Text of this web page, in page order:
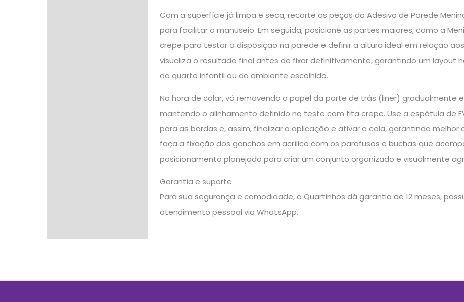
Com a superfície já limpa e seca, recorte as peças do Adesivo de Parede
para facilitar o manuseio. Em seguida, posicione as partes maiores, como a
crepe para testar a disposição na parede e definir a altura ideal em relação
visualiza o resultado final antes de fixar definitivamente, garantindo um layout
do quarto infantil ou do ambiente escolhido.
Na hora de colar, vá removendo o papel da parte de trás (liner) gradualmente
mantendo o alinhamento definido no teste com fita crepe. Use a espátula de
para as bordas e, assim, finalizar a aplicação e ativar a cola, garantindo
faça a fixação dos ganchos em acrílico com os parafusos e buchas que
posicionamento planejado para criar um conjunto organizado e visualmente
Garantia e suporte
Para sua segurança e comodidade, a Quartinhos dá garantia de 12 meses,
atendimento pessoal via WhatsApp.